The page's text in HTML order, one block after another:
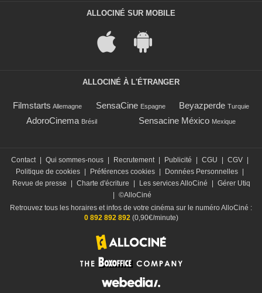
ALLOCINÉ SUR MOBILE
ALLOCINÉ À L'ÉTRANGER
Filmstarts Allemagne SensaCine Espagne Beyazperde Turquie
AdoroCinema Brésil Sensacine México Mexique
Contact Qui sommes-nous Recrutement Publicité CGU CGV
Politique de cookies
Préférences cookies Données Personnelles
Revue de presse
Charte d'écriture Les services AlloCiné
Gérer Utiq
©AlloCiné
Retrouvez tous les horaires et infos de votre cinéma sur le numéro AlloCiné :
0 892 892 892(0,90€/minute)